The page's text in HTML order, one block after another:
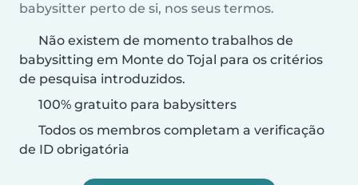
babysitter perto de si, nos seus termos.
Não existem de momento trabalhos de
babysitting em Monte do Tojal para os critérios
de pesquisa introduzidos.
100% gratuito para babysitters
Todos os membros completam a verificação
de ID obrigatória